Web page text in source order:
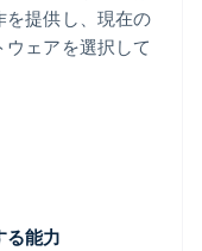
提供し、現在の
ェアを選択して
る能力